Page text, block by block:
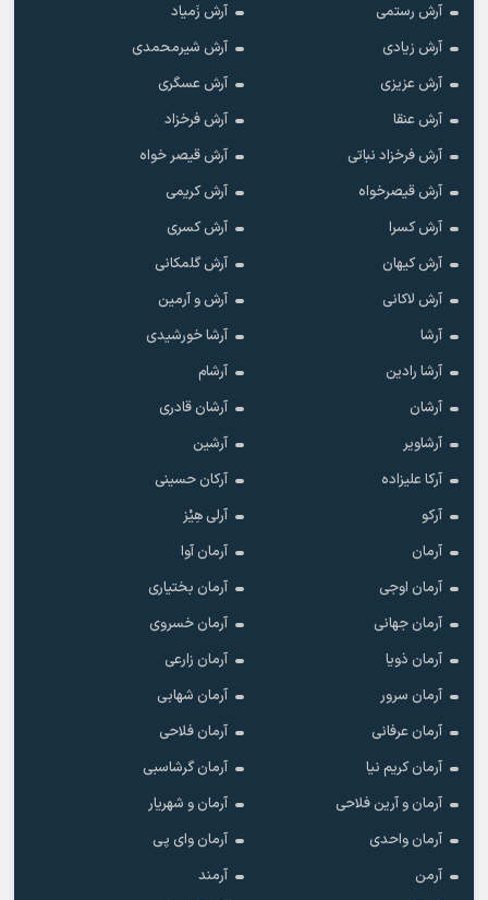
آرش رستمی
آرش زَمیاد
آرش زیادی
آرش شیرمحمدی
آرش عزیزی
آرش عسگری
آرش عنقا
آرش فرخزاد
آرش فرخزاد نباتی
آرش قیصر خواه
آرش قیصرخواه
آرش کریمی
آرش کسرا
آرش کسری
آرش کیهان
آرش گلمکانی
آرش لاکانی
آرش و آرمین
آرشا
آرشا خورشیدی
آرشا رادین
آرشام
آرشان
آرشان قادری
آرشاویر
آرشین
آرکا علیزاده
آرکان حسینی
آرکو
آرلی هِیْز
آرمان
آرمان آوا
آرمان اوجی
آرمان بختیاری
آرمان جهانی
آرمان خسروی
آرمان ذویا
آرمان زارعی
آرمان سرور
آرمان شهابی
آرمان عرفانی
آرمان فلاحی
آرمان کریم نیا
آرمان گرشاسبی
آرمان و آرین فلاحی
آرمان و شهریار
آرمان واحدی
آرمان وای پی
آرمن
آرمند